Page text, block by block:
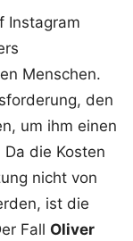
Instagram
Menschen.
den
um ihm einen
die Kosten
nicht von
ist die
Fall Oliver